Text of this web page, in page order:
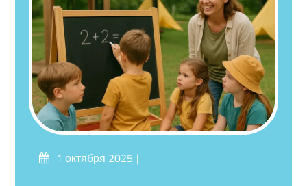
Опубликовано
1 октября 2025